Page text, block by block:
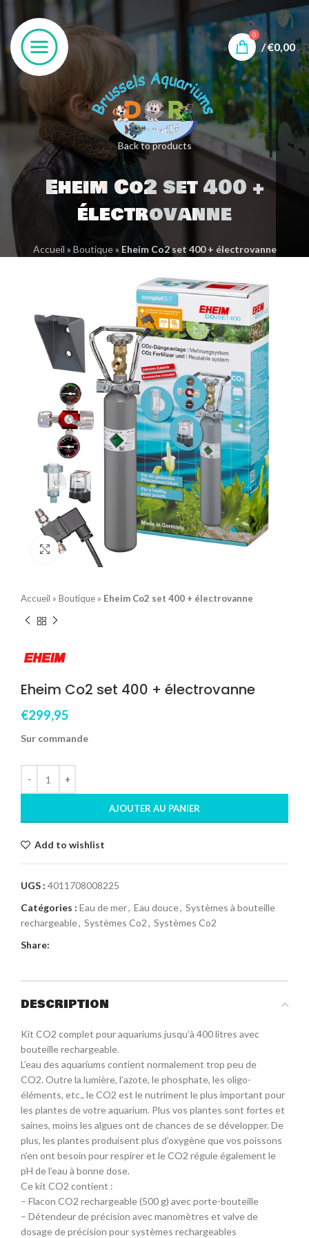
0
/€0,00
Back to products
Eheim Co2 set 400 +
électrovanne
Accueil » Boutique» Eheim Co2 set 400 + électrovanne
Click to enlarge
Accueil » Boutique » Eheim Co2 set 400 + électrovanne
Eheim Co2 set 400 + électrovanne
€299,95
Sur commande
AJOUTER AU PANIER
Add to wishlist
UGS : 4011708008225
Catégories : Eau de mer, Eau douce, Systèmes à bouteille
rechargeable, Systèmes Co2, Systèmes Co2
Share:
DESCRIPTION
Kit CO2 complet pour aquariums jusqu’à 400 litres avec
bouteille rechargeable.
L’eau des aquariums contient normalement trop peu de
CO2. Outre la lumière, l’azote, le phosphate, les oligo-
éléments, etc., le CO2 est le nutriment le plus important pour
les plantes de votre aquarium. Plus vos plantes sont fortes et
saines, moins les algues ont de chances de se développer. De
plus, les plantes produisent plus d’oxygène que vos poissons
n’en ont besoin pour respirer et le CO2 régule également le
pH de l’eau à bonne dose.
Ce kit CO2 contient :
– Flacon CO2 rechargeable (500 g) avec porte-bouteille
– Détendeur de précision avec manomètres et valve de
dosage de précision pour systèmes rechargeables